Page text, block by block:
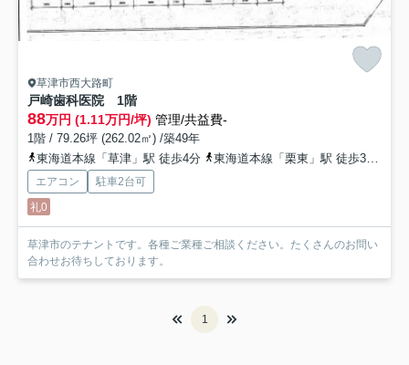
草津市西大路町
戸崎歯科医院 1階
88万円 (1.11万円/坪) 管理/共益費-
1階 / 79.26坪 (262.02㎡) /築49年
東海道本線「草津」駅 徒歩4分
東海道本線「栗東」駅 徒歩36分
エアコン
駐車2台可
礼0
草津市のテナントです。各種ご業種ご相談ください。たくさんのお問い
合わせお待ちしております。
1